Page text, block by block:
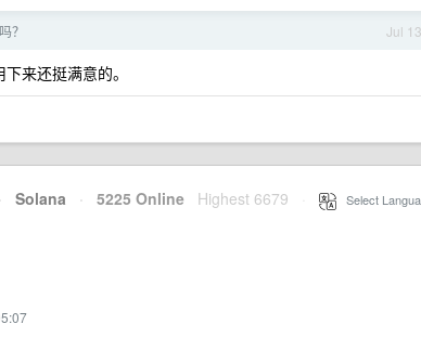
Jul 13
？
来还挺满意的。
Solana · 5225 Online Highest 6679 Select